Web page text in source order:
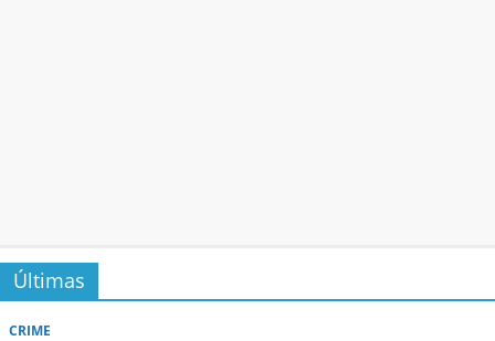
Últimas
CRIME